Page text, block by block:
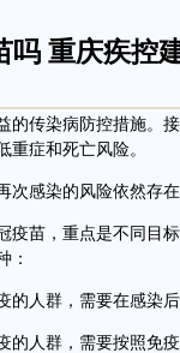
吗 重庆疾控
传染病防控措施。接
重症和死亡风险。
感染的风险依然存在
苗，重点是不同目标
：
人群，需要在感染后
人群，需要按照免疫